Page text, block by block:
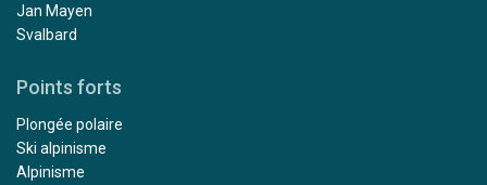
Jan Mayen
Svalbard
Points forts
Plongée polaire
Ski alpinisme
Alpinisme